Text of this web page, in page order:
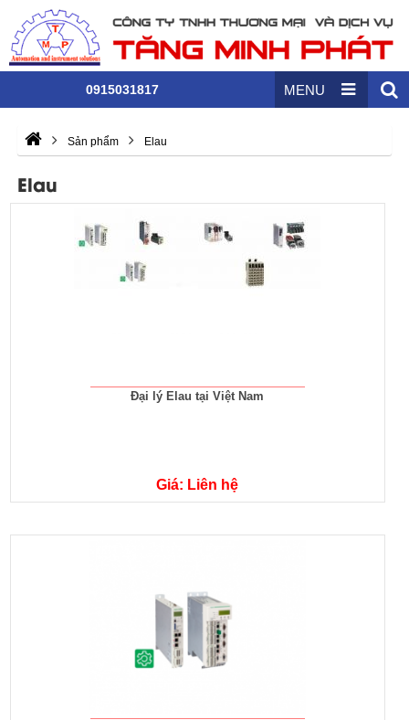
0915031817 MENU
Sản phẩm Elau
Elau
Đại lý Elau tại Việt Nam
Giá: Liên hệ